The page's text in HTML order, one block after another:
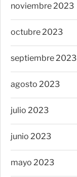
noviembre 2023
octubre 2023
septiembre 2023
agosto 2023
julio 2023
junio 2023
mayo 2023